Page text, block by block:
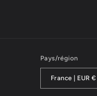
Pays/région
France | EUR €